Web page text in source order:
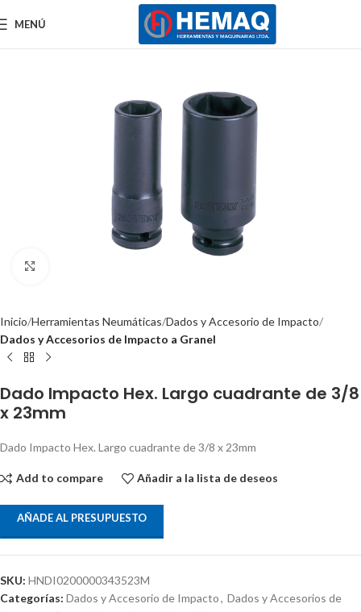
MENÚ
Inicio Herramientas Neumáticas Dados y Accesorio de Impacto
Dados y Accesorios de Impacto a Granel
Dado Impacto Hex. Largo cuadrante de 3/8
x 23mm
Dado Impacto Hex. Largo cuadrante de 3/8 x 23mm
Add to compare Añadir a la lista de deseos
AÑADE AL PRESUPUESTO
SKU: HNDI0200000343523M
Categorías: Dados y Accesorio de Impacto, Dados y Accesorios de